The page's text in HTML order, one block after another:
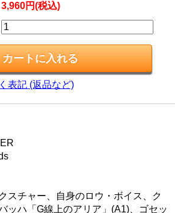
3,960円(税込)
表記 (返品など)
スチャー、自身のロウ・ボイス、ク
ッハ「G線上のアリア」(A1)、ゴセッ